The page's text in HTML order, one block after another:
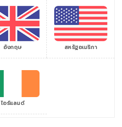
อังกฤษ สหรัฐอเมริกา
ไอร์แลนด์